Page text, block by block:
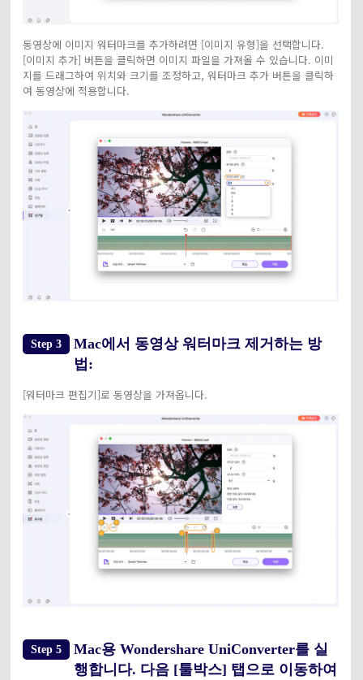
동영상에 이미지 워터마크를 추가하려면 [이미지 유형]을 선택합니다.
[이미지 추가] 버튼을 클릭하면 이미지 파일을 가져올 수 있습니다. 이미
지를 드래그하여 위치와 크기를 조정하고, 워터마크 추가 버튼을 클릭하
여 동영상에 적용합니다.
Step 3
Mac에서 동영상 워터마크 제거하는 방
법:
[워터마크 편집기]로 동영상을 가져옵니다.
Step 5
Mac용 Wondershare UniConverter를 실
행합니다. 다음 [툴박스] 탭으로 이동하여